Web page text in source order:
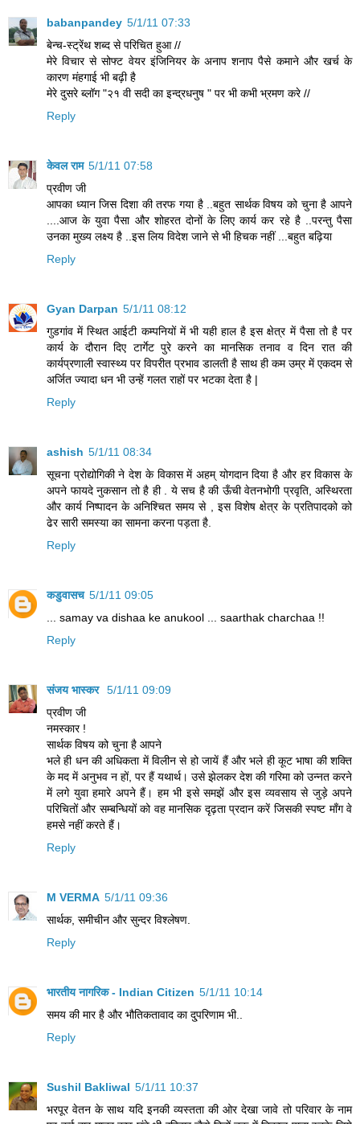
babanpandey 5/1/11 07:33
बेन्च-स्ट्रेंथ शब्द से परिचित हुआ //
मेरे विचार से सोफ्ट वेयर इंजिनियर के अनाप शनाप पैसे कमाने और खर्च के
कारण मंहगाई भी बढ़ी है
मेरे दुसरे ब्लॉग "२१ वी सदी का इन्द्रधनुष " पर भी कभी भ्रमण करे //
Reply
केवल राम 5/1/11 07:58
प्रवीण जी
आपका ध्यान जिस दिशा की तरफ गया है ..बहुत सार्थक विषय को चुना है आपने
....आज के युवा पैसा और शोहरत दोनों के लिए कार्य कर रहे है ..परन्तु पैसा
उनका मुख्य लक्ष्य है ..इस लिय विदेश जाने से भी हिचक नहीं ...बहुत बढ़िया
Reply
Gyan Darpan 5/1/11 08:12
गुडगांव में स्थित आईटी कम्पनियों में भी यही हाल है इस क्षेत्र में पैसा तो है पर
कार्य के दौरान दिए टार्गेट पुरे करने का मानसिक तनाव व दिन रात की
कार्यप्रणाली स्वास्थ्य पर विपरीत प्रभाव डालती है साथ ही कम उम्र में एकदम से
अर्जित ज्यादा धन भी उन्हें गलत राहों पर भटका देता है |
Reply
ashish 5/1/11 08:34
सूचना प्रोद्योगिकी ने देश के विकास में अहम् योगदान दिया है और हर विकास के
अपने फायदे नुकसान तो है ही . ये सच है की ऊँची वेतनभोगी प्रवृति, अस्थिरता
और कार्य निष्पादन के अनिश्चित समय से , इस विशेष क्षेत्र के प्रतिपादको को
ढेर सारी समस्या का सामना करना पड़ता है.
Reply
कडुवासच 5/1/11 09:05
... samay va dishaa ke anukool ... saarthak charchaa !!
Reply
संजय भास्‍कर 5/1/11 09:09
प्रवीण जी
नमस्कार !
सार्थक विषय को चुना है आपने
भले ही धन की अधिकता में विलीन से हो जायें हैं और भले ही कूट भाषा की शक्ति
के मद में अनुभव न हों, पर हैं यथार्थ। उसे झेलकर देश की गरिमा को उन्नत करने
में लगे युवा हमारे अपने हैं। हम भी इसे समझें और इस व्यवसाय से जुड़े अपने
परिचितों और सम्बन्धियों को वह मानसिक दृढ़ता प्रदान करें जिसकी स्पष्ट माँग वे
हमसे नहीं करते हैं।
Reply
M VERMA 5/1/11 09:36
सार्थक, समीचीन और सुन्दर विश्लेषण.
Reply
भारतीय नागरिक - Indian Citizen 5/1/11 10:14
समय की मार है और भौतिकतावाद का दु्परिणाम भी..
Reply
Sushil Bakliwal 5/1/11 10:37
भरपूर वेतन के साथ यदि इनकी व्यस्तता की ओर देखा जावे तो परिवार के नाम